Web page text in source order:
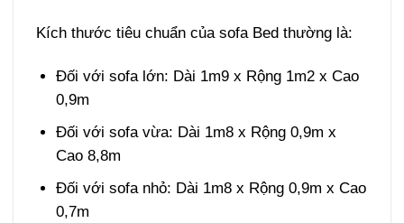
Kích thước tiêu chuẩn của sofa Bed thường là:
Đối với sofa lớn: Dài 1m9 x Rộng 1m2 x Cao
0,9m
Đối với sofa vừa: Dài 1m8 x Rộng 0,9m x
Cao 8,8m
Đối với sofa nhỏ: Dài 1m8 x Rộng 0,9m x Cao
0,7m